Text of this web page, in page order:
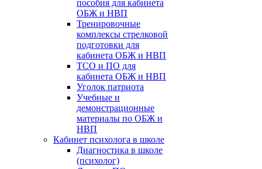
пособия для кабинета
ОБЖ и НВП
Тренировочные
комплексы стрелковой
подготовки для
кабинета ОБЖ и НВП
ТСО и ПО для
кабинета ОБЖ и НВП
Уголок патриота
Учебные и
демонстрационные
материалы по ОБЖ и
НВП
Кабинет психолога в школе
Диагностика в школе
(психолог)